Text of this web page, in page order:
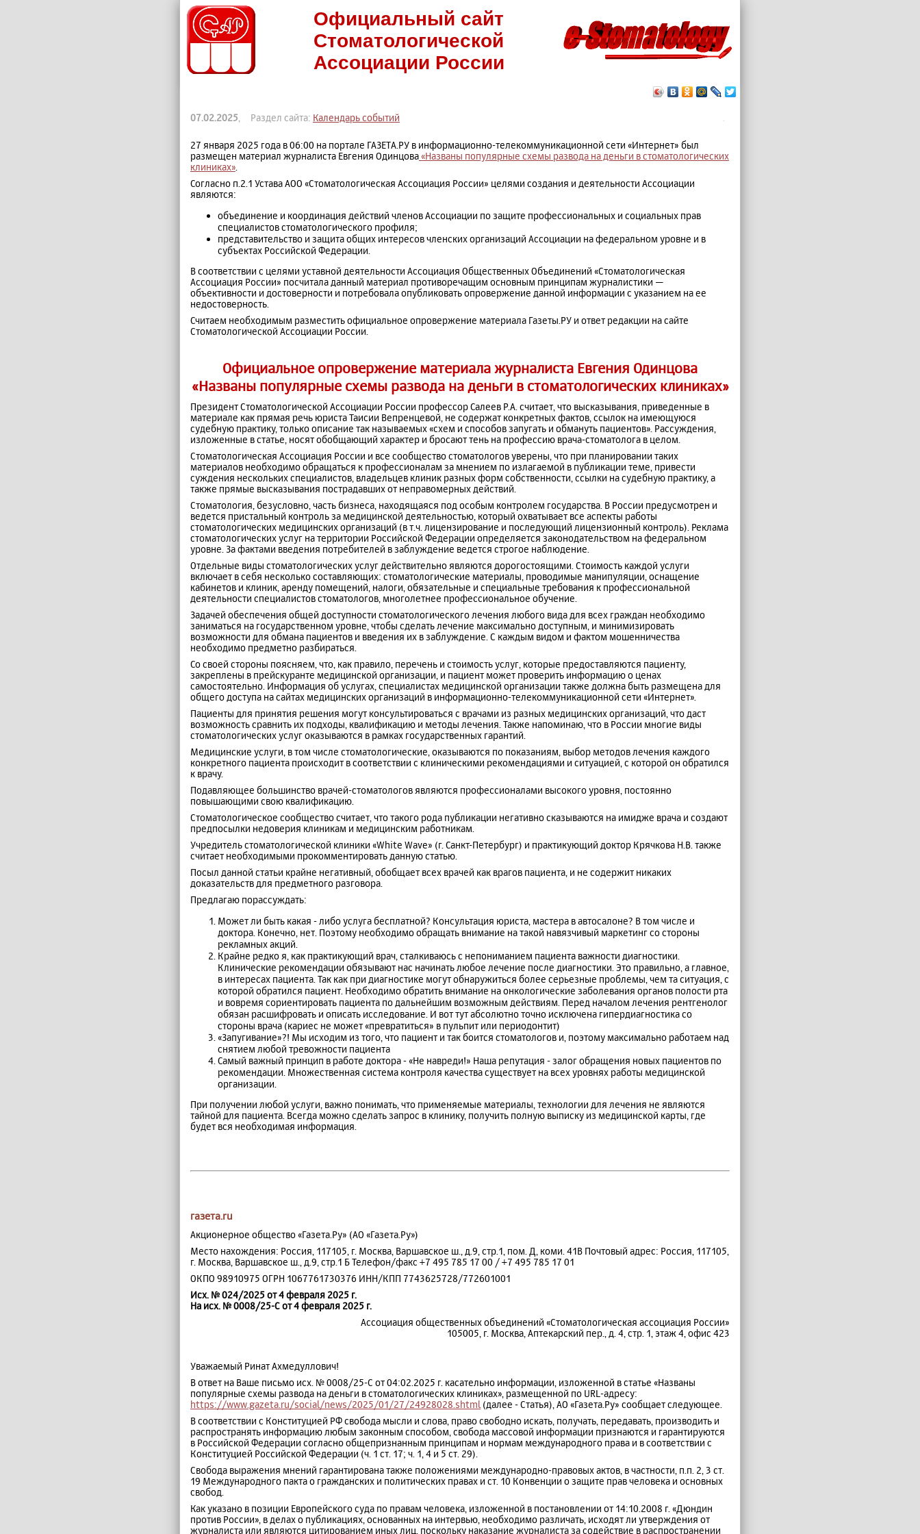
Официальный сайт
Стоматологической
Ассоциации России
07.02.2025 , Раздел сайта: Календарь событий
27 января 2025 года в 06:00 на портале ГАЗЕТА.РУ в информационно-телекоммуникационной сети «Интернет» был
размещен материал журналиста Евгения Одинцова «Названы популярные схемы развода на деньги в стоматологических
клиниках»
Согласно п.2.1 Устава АОО «Стоматологическая Ассоциация России» целями создания и деятельности Ассоциации
являются:
объединение и координация действий членов Ассоциации по защите профессиональных и социальных прав
специалистов стоматологического профиля;
представительство и защита общих интересов членских организаций Ассоциации на федеральном уровне и в
субъектах Российской Федерации.
В соответствии с целями уставной деятельности Ассоциация Общественных Объединений «Стоматологическая
Ассоциация России» посчитала данный материал противоречащим основным принципам журналистики —
объективности и достоверности и потребовала опубликовать опровержение данной информации с указанием на ее
недостоверность.
Считаем необходимым разместить официальное опровержение материала Газеты.РУ и ответ редакции на сайте
Стоматологической Ассоциации России.
Официальное опровержение материала журналиста Евгения Одинцова
«Названы популярные схемы развода на деньги в стоматологических клиниках»
Президент Стоматологической Ассоциации России профессор Салеев Р.А. считает, что высказывания, приведенные в
материале как прямая речь юриста Таисии Вепренцевой, не содержат конкретных фактов, ссылок на имеющуюся
судебную практику, только описание так называемых «схем и способов запугать и обмануть пациентов». Рассуждения,
изложенные в статье, носят обобщающий характер и бросают тень на профессию врача-стоматолога в целом.
Стоматологическая Ассоциация России и все сообщество стоматологов уверены, что при планировании таких
материалов необходимо обращаться к профессионалам за мнением по излагаемой в публикации теме, привести
суждения нескольких специалистов, владельцев клиник разных форм собственности, ссылки на судебную практику, а
также прямые высказывания пострадавших от неправомерных действий.
Стоматология, безусловно, часть бизнеса, находящаяся под особым контролем государства. В России предусмотрен и
ведется пристальный контроль за медицинской деятельностью, который охватывает все аспекты работы
стоматологических медицинских организаций (в т.ч. лицензирование и последующий лицензионный контроль). Реклама
стоматологических услуг на территории Российской Федерации определяется законодательством на федеральном
уровне. За фактами введения потребителей в заблуждение ведется строгое наблюдение.
Отдельные виды стоматологических услуг действительно являются дорогостоящими. Стоимость каждой услуги
включает в себя несколько составляющих: стоматологические материалы, проводимые манипуляции, оснащение
кабинетов и клиник, аренду помещений, налоги, обязательные и специальные требования к профессиональной
деятельности специалистов стоматологов, многолетнее профессиональное обучение.
Задачей обеспечения общей доступности стоматологического лечения любого вида для всех граждан необходимо
заниматься на государственном уровне, чтобы сделать лечение максимально доступным, и минимизировать
возможности для обмана пациентов и введения их в заблуждение. С каждым видом и фактом мошенничества
необходимо предметно разбираться.
Со своей стороны поясняем, что, как правило, перечень и стоимость услуг, которые предоставляются пациенту,
закреплены в прейскуранте медицинской организации, и пациент может проверить информацию о ценах
самостоятельно. Информация об услугах, специалистах медицинской организации также должна быть размещена для
общего доступа на сайтах медицинских организаций в информационно-телекоммуникационной сети «Интернет».
Пациенты для принятия решения могут консультироваться с врачами из разных медицинских организаций, что даст
возможность сравнить их подходы, квалификацию и методы лечения. Также напоминаю, что в России многие виды
стоматологических услуг оказываются в рамках государственных гарантий.
Медицинские услуги, в том числе стоматологические, оказываются по показаниям, выбор методов лечения каждого
конкретного пациента происходит в соответствии с клиническими рекомендациями и ситуацией, с которой он обратился
к врачу.
Подавляющее большинство врачей-стоматологов являются профессионалами высокого уровня, постоянно
повышающими свою квалификацию.
Стоматологическое сообщество считает, что такого рода публикации негативно сказываются на имидже врача и создают
предпосылки недоверия клиникам и медицинским работникам.
Учредитель стоматологической клиники «White Wave» (г. Санкт-Петербург) и практикующий доктор Крячкова Н.В. также
считает необходимыми прокомментировать данную статью.
Посыл данной статьи крайне негативный, обобщает всех врачей как врагов пациента, и не содержит никаких
доказательств для предметного разговора.
Предлагаю порассуждать:
Может ли быть какая - либо услуга бесплатной? Консультация юриста, мастера в автосалоне? В том числе и
доктора. Конечно, нет. Поэтому необходимо обращать внимание на такой навязчивый маркетинг со стороны
рекламных акций.
Крайне редко я, как практикующий врач, сталкиваюсь с непониманием пациента важности диагностики.
Клинические рекомендации обязывают нас начинать любое лечение после диагностики. Это правильно, а главное,
в интересах пациента. Так как при диагностике могут обнаружиться более серьезные проблемы, чем та ситуация, с
которой обратился пациент. Необходимо обратить внимание на онкологические заболевания органов полости рта
и вовремя сориентировать пациента по дальнейшим возможным действиям. Перед началом лечения рентгенолог
обязан расшифровать и описать исследование. И вот тут абсолютно точно исключена гипердиагностика со
стороны врача (кариес не может «превратиться» в пульпит или периодонтит)
«Запугивание»?! Мы исходим из того, что пациент и так боится стоматологов и, поэтому максимально работаем над
снятием любой тревожности пациента
Самый важный принцип в работе доктора - «Не навреди!» Наша репутация - залог обращения новых пациентов по
рекомендации. Множественная система контроля качества существует на всех уровнях работы медицинской
организации.
При получении любой услуги, важно понимать, что применяемые материалы, технологии для лечения не являются
тайной для пациента. Всегда можно сделать запрос в клинику, получить полную выписку из медицинской карты, где
будет вся необходимая информация.
газета.ru
Акционерное общество «Газета.Ру» (АО «Газета.Ру»)
Место нахождения: Россия, 117105, г. Москва, Варшавское ш., д.9, стр.1, пом. Д, коми. 41В Почтовый адрес: Россия, 117105,
г. Москва, Варшавское ш., д.9, стр.1 Б Телефон/факс +7 495 785 17 00 / +7 495 785 17 01
ОКПО 98910975 ОГРН 1067761730376 ИНН/КПП 7743625728/772601001
Исх. № 024/2025 от 4 февраля 2025 г.
На исх. № 0008/25-С от 4 февраля 2025 г.
Ассоциация общественных объединений «Стоматологическая ассоциация России»
105005, г. Москва, Аптекарский пер., д. 4, стр. 1, этаж 4, офис 423
Уважаемый Ринат Ахмедуллович!
В ответ на Ваше письмо исх. № 0008/25-С от 04:02.2025 г. касательно информации, изложенной в статье «Названы
популярные схемы развода на деньги в стоматологических клиниках», размещенной по URL-адресу:
https://www.gazeta.ru/social/news/2025/01/27/24928028.shtml (далее - Статья), АО «Газета.Ру» сообщает следующее.
В соответствии с Конституцией РФ свобода мысли и слова, право свободно искать, получать, передавать, производить и
распространять информацию любым законным способом, свобода массовой информации признаются и гарантируются
в Российской Федерации согласно общепризнанным принципам и нормам международного права и в соответствии с
Конституцией Российской Федерации (ч. 1 ст. 17; ч. 1, 4 и 5 ст. 29).
Свобода выражения мнений гарантирована также положениями международно-правовых актов, в частности, п.п. 2, 3 ст.
19 Международного пакта о гражданских и политических правах и ст. 10 Конвенции о защите прав человека и основных
свобод.
Как указано в позиции Европейского суда по правам человека, изложенной в постановлении от 14:10.2008 г. «Дюндин
против России», в делах о публикациях, основанных на интервью, необходимо различать, исходят ли утверждения от
журналиста или являются цитированием иных лиц, поскольку наказание журналиста за содействие в распространении